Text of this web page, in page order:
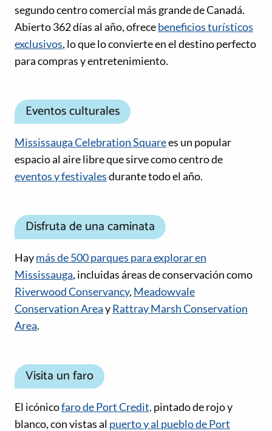
segundo centro comercial más grande de Canadá.
Abierto 362 días al año, ofrecebeneficios turísticos
exclusivos, lo que lo convierte en el destino perfecto
para compras y entretenimiento.
Eventos culturales
Mississauga Celebration Squarees un popular
espacio al aire libre que sirve como centro de
eventos y festivalesdurante todo el año.
Disfruta de una caminata
Haymás de 500 parques para explorar en
Mississauga, incluidas áreas de conservación como
Riverwood Conservancy, Meadowvale
Conservation AreayRattray Marsh Conservation
Area.
Visita un faro
El icónicofaro de Port Credit, pintado de rojo y
blanco, con vistas al puerto y al pueblo de Port